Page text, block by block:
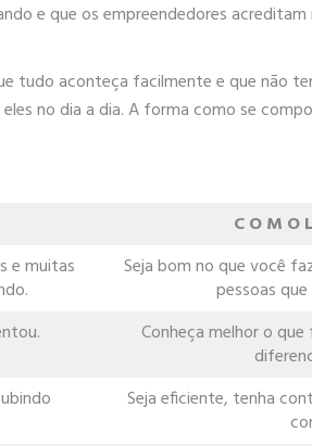
e que os empreendedores acreditam
tudo aconteça facilmente e que não
no dia a dia. A forma como se
C O M O
e muitas
Seja bom no que você
pessoas
Conheça melhor o
Seja eficiente, tenha